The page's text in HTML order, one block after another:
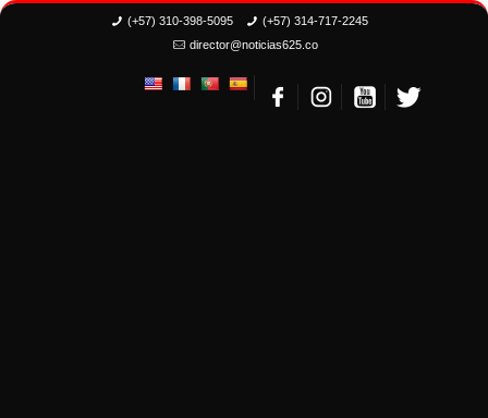
(+57) 310-398-5095
(+57) 314-717-2245
director@noticias625.co